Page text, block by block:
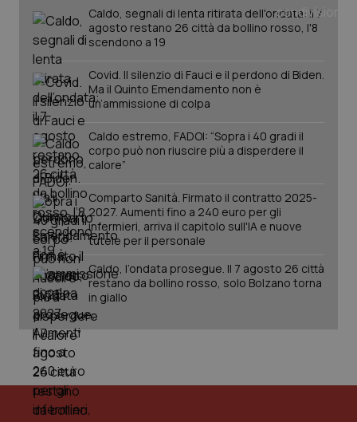
Caldo, segnali di lenta ritirata dell'ondata: il 7
agosto restano 26 città da bollino rosso, l'8
scendono a 19
Covid. Il silenzio di Fauci e il perdono di Biden.
Ma il Quinto Emendamento non è
un’ammissione di colpa
Caldo estremo, FADOI: “Sopra i 40 gradi il
corpo può non riuscire più a disperdere il
calore”
Comparto Sanità. Firmato il contratto 2025-
2027. Aumenti fino a 240 euro per gli
infermieri, arriva il capitolo sull'IA e nuove
tutele per il personale
Caldo, l’ondata prosegue. Il 7 agosto 26 città
restano da bollino rosso, solo Bolzano torna
in giallo
PHPSESSID
PHP.net
www.quotidianosanita.it